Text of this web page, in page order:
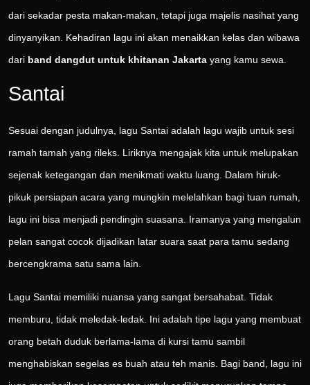
dari sekadar pesta makan-makan, tetapi juga majelis nasihat yang
dinyanyikan. Kehadiran lagu ini akan menaikkan kelas dan wibawa
dari band dangdut untuk khitanan Jakarta yang kamu sewa.
Santai
Sesuai dengan judulnya, lagu Santai adalah lagu wajib untuk sesi
ramah tamah yang rileks. Liriknya mengajak kita untuk melupakan
sejenak ketegangan dan menikmati waktu luang. Dalam hiruk-
pikuk persiapan acara yang mungkin melelahkan bagi tuan rumah,
lagu ini bisa menjadi pendingin suasana. Iramanya yang mengalun
pelan sangat cocok dijadikan latar suara saat para tamu sedang
bercengkrama satu sama lain.
Lagu Santai memiliki nuansa yang sangat bersahabat. Tidak
memburu, tidak meledak-ledak. Ini adalah tipe lagu yang membuat
orang betah duduk berlama-lama di kursi tamu sambil
menghabiskan segelas es buah atau teh manis. Bagi band, lagu ini